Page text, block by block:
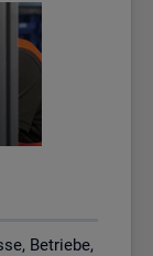
Betriebe,